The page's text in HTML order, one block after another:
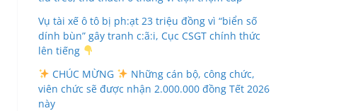
Vụ tài xế ô tô bị ph:ạt 23 triệu đồng vì “biển số
dính bùn” gây tranh c:ã:i, Cục CSGT chính thức
lên tiếng
CHÚC MỪNG
Những cán bộ, công chức,
viên chức sẽ được nhận 2.000.000 đồng Tết 2026
này